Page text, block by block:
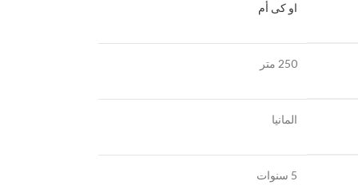
او كى أم
250 متر
المانيا
5 سنوات